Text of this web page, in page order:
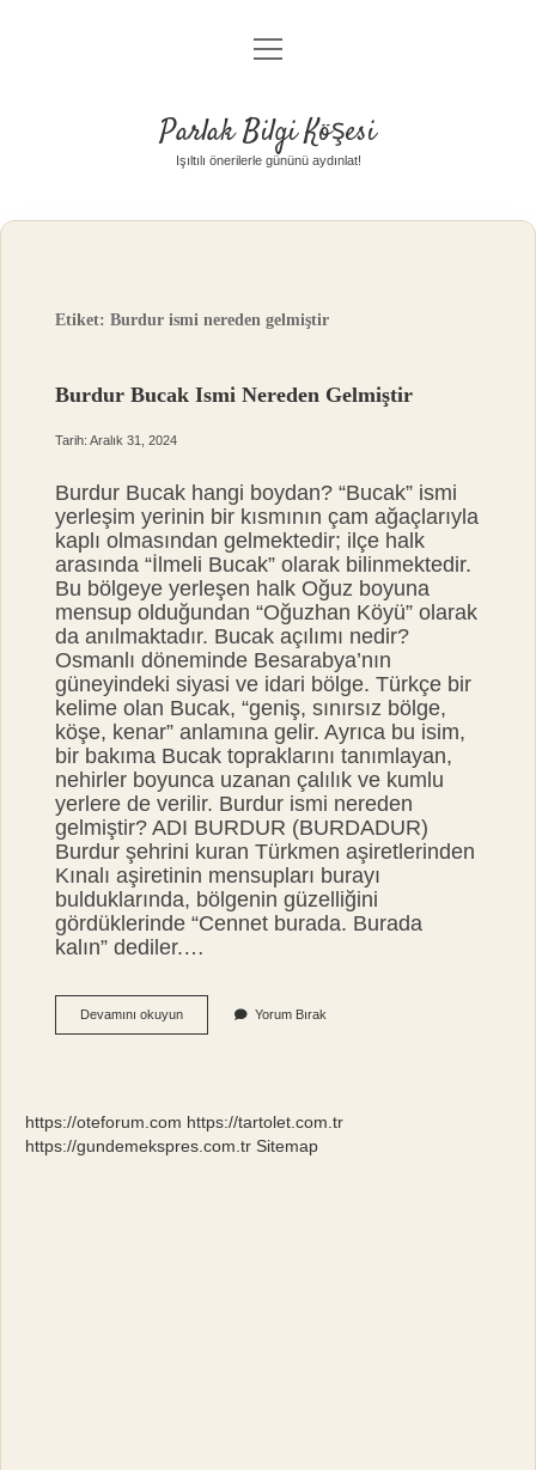
Anasayfa
Yasal Uyarı
menüyü
aç
Parlak Bilgi Köşesi
Işıltılı önerilerle gününü aydınlat!
Etiket:Burdur ismi nereden gelmiştir
Burdur Bucak Ismi Nereden Gelmiştir
Tarih: Aralık 31, 2024
Burdur Bucak hangi boydan? “Bucak” ismi
yerleşim yerinin bir kısmının çam ağaçlarıyla
kaplı olmasından gelmektedir; ilçe halk
arasında “İlmeli Bucak” olarak bilinmektedir.
Bu bölgeye yerleşen halk Oğuz boyuna
mensup olduğundan “Oğuzhan Köyü” olarak
da anılmaktadır. Bucak açılımı nedir?
Osmanlı döneminde Besarabya’nın
güneyindeki siyasi ve idari bölge. Türkçe bir
kelime olan Bucak, “geniş, sınırsız bölge,
köşe, kenar” anlamına gelir. Ayrıca bu isim,
bir bakıma Bucak topraklarını tanımlayan,
nehirler boyunca uzanan çalılık ve kumlu
yerlere de verilir. Burdur ismi nereden
gelmiştir? ADI BURDUR (BURDADUR)
Burdur şehrini kuran Türkmen aşiretlerinden
Kınalı aşiretinin mensupları burayı
bulduklarında, bölgenin güzelliğini
gördüklerinde “Cennet burada. Burada
kalın” dediler.…
Devamını okuyunBurdur
Bucak
Yorum Bırak
https://oteforum.com https://tartolet.com.tr
https://gundemekspres.com.tr Sitemap